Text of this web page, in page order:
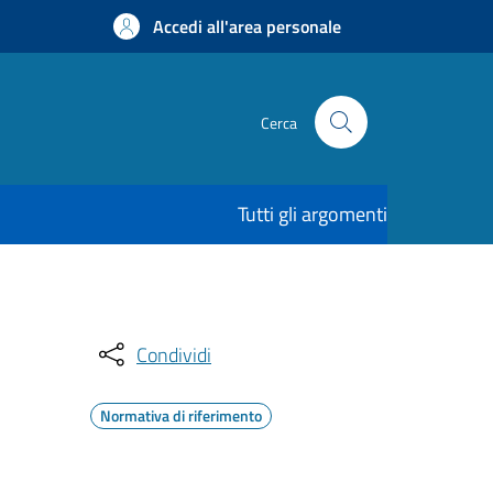
Accedi all'area personale
Cerca
Tutti gli argomenti
Condividi
Normativa di riferimento